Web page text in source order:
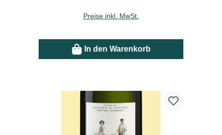
Preise inkl. MwSt.
In den Warenkorb